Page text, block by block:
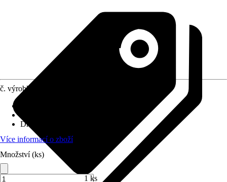
č. výrobku
Druh závitu
Více informací o zboží
Množství (ks)
1 ks